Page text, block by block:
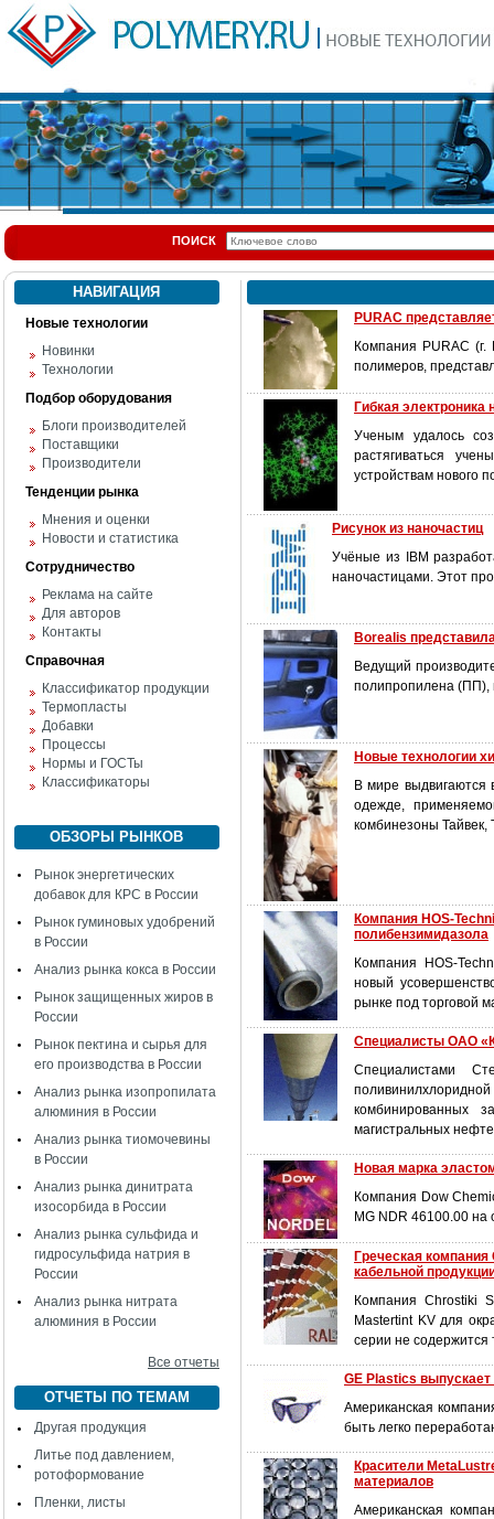
ПОИСК
НАВИГАЦИЯ
Новые технологии
Новинки
Технологии
Подбор оборудования
Блоги производителей
Поставщики
Производители
Тенденции рынка
Мнения и оценки
Новости и статистика
Сотрудничество
Реклама на сайте
Для авторов
Контакты
Справочная
Классификатор продукции
Термопласты
Добавки
Процессы
Нормы и ГОСТы
Классификаторы
ОБЗОРЫ РЫНКОВ
Рынок энергетических
добавок для КРС в России
Рынок гуминовых удобрений
в России
Анализ рынка кокса в России
Рынок защищенных жиров в
России
Рынок пектина и сырья для
его производства в России
Анализ рынка изопропилата
алюминия в России
Анализ рынка тиомочевины
в России
Анализ рынка динитрата
изосорбида в России
Анализ рынка сульфида и
гидросульфида натрия в
России
Анализ рынка нитрата
алюминия в России
Все отчеты
ОТЧЕТЫ ПО ТЕМАМ
Другая продукция
Литье под давлением,
ротоформование
Пленки, листы
PURAC
Компания PURAC
полимеров,
Гибкая электроника
Ученым удалось
растягиваться
устройствам нового
Рисунок из наночастиц
Учёные из IBM
наночастицами. Этот
Borealis
Ведущий
полипропилена (ПП),
Новые технологии
В мире выдвигаются
одежде,
комбинезоны Тайвек,
Компания HOS-
полибензимидазола
Компания HOS-
новый
рынке под торговой
Специалисты ОАО
Специалистами
комбинированных
магистральных
Новая марка
Компания Dow
MG NDR 46100.00
Греческая
кабельной
Компания Chrostiki
Mastertint KV для
серии не содержится
GE Plastics
Американская
быть легко
Красители
материалов
Американская